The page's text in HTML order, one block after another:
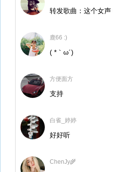
转发歌曲：这个女
鹿66 :)
( *｀ω´)
方便面方
支持
白雀_婷婷
好好听
ChenJy🌾